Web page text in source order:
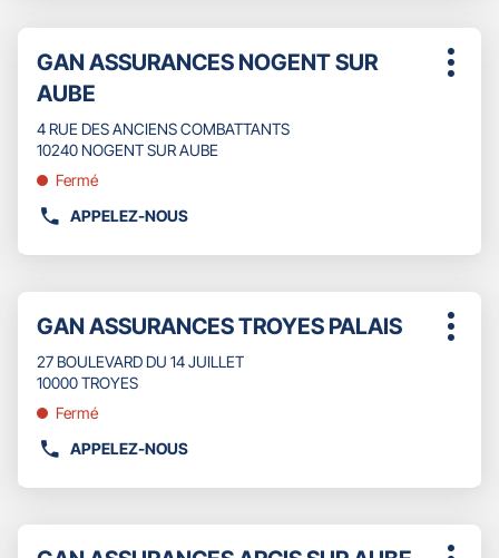
DE
TÉLÉPHONE
DU
POINT
DE
VENTE
GAN
ASSURANCES
ROMILLY
SUR
SEINE
sur
touche
ENTRÉE
pour
plus
amples
informations
Point
de
vente
:
GAN ASSURANCES NOGENT SUR
AUBE
4 RUE DES ANCIENS COMBATTANTS
10240 NOGENT SUR AUBE
Fermé
APPELEZ-NOUS
AFFICHER
DE
TÉLÉPHONE
DU
POINT
DE
VENTE
GAN
ASSURANCES
SUR
Plus
sur
touche
ENTRÉE
pour
Point
vente
:
GAN ASSURANCES TROYES PALAIS
27 BOULEVARD DU 14 JUILLET
10000 TROYES
Fermé
APPELEZ-NOUS
AFFICHER
DE
TÉLÉPHONE
Plus